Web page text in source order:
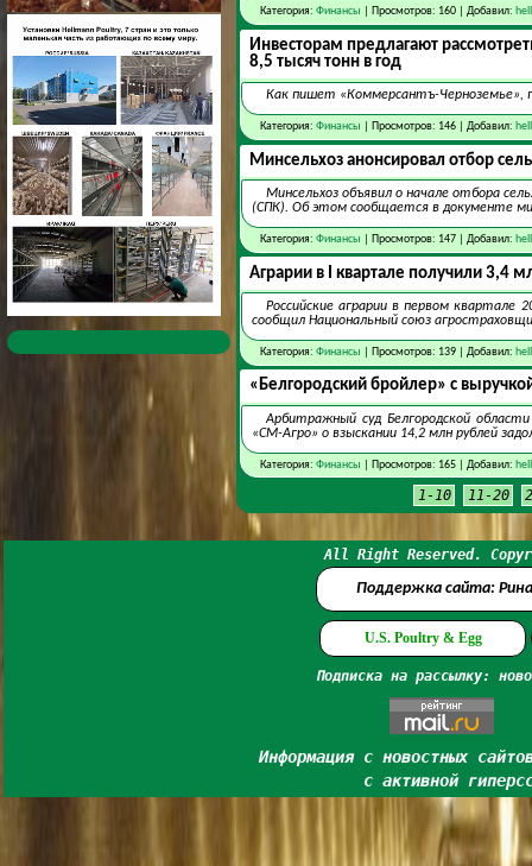
Категория: Финансы | Просмотров: 160 | Добавил:
Инвесторам предлагают
8,5 тысяч тонн в год
Как пишет «Коммерсантъ-Черноземье»,
Категория: Финансы | Просмотров: 146 | Добавил:
Минсельхоз анонсировал отбор
Минсельхоз объявил о начале отбора
(СПК). Об этом сообщается в документе
Категория: Финансы | Просмотров: 147 | Добавил:
Аграрии в I квартале получили 3,4
Российские аграрии в первом квартале
сообщил Национальный союз
Категория: Финансы | Просмотров: 139 | Добавил:
«Белгородский бройлер» с
Арбитражный суд Белгородской
«СМ-Агро» о взыскании 14,2 млн рублей
Категория: Финансы | Просмотров: 165 | Добавил:
1-10 11-20
All Right Reserved.
Поддержка сайта:
U.S. Poultry & Egg
Подписка на рассылку:
Информация с новостных
с активной